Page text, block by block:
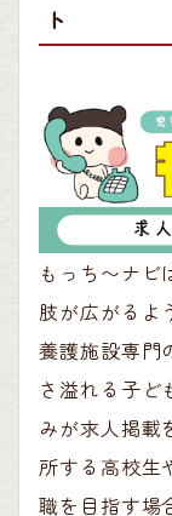
ト
もっち〜ナビ
肢が広がるよ
養護施設専門
さ溢れる子ど
みが求人掲載
所する高校生
職を目指す場